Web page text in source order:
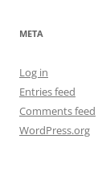
META
Log in
Entries feed
Comments feed
WordPress.org